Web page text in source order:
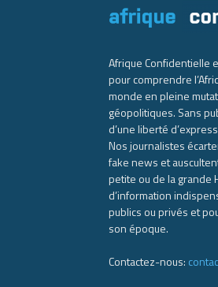
Afrique Confidentielle
pour comprendre
monde en pleine
géopolitiques. Sans
d’une liberté
Nos journalistes
fake news et
petite ou de la grande
d’information
publics ou privés et
son époque.
Contactez-nous: